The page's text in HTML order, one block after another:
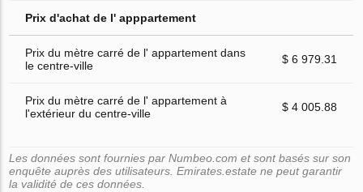
Prix d'achat de l' apppartement
Prix du mètre carré de l' appartement dans
le centre-ville
$ 6 979.31
Prix du mètre carré de l' appartement à
l'extérieur du centre-ville
$ 4 005.88
Les données sont fournies par Numbeo.com et sont basés sur son
enquête auprès des utilisateurs. Emirates.estate ne peut garantir
la validité de ces données.